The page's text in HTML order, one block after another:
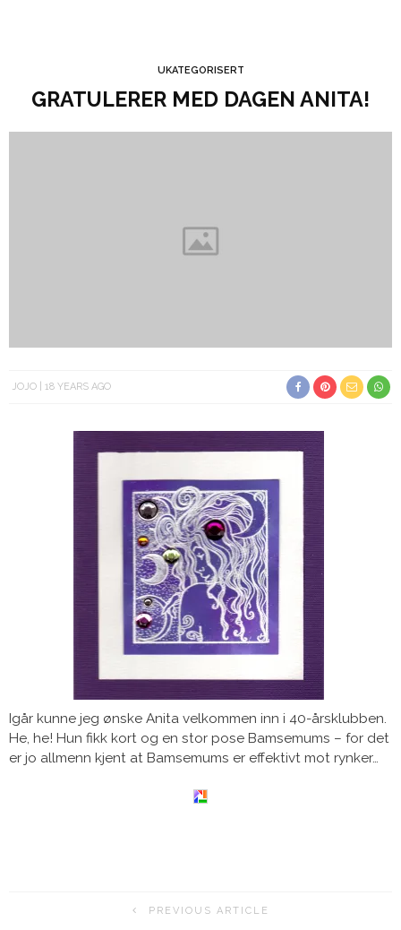
UKATEGORISERT
GRATULERER MED DAGEN ANITA!
JOJO 18 YEARS AGO
Igår kunne jeg ønske Anita velkommen inn i 40-årsklubben.
He, he! Hun fikk kort og en stor pose Bamsemums – for det
er jo allmenn kjent at Bamsemums er effektivt mot rynker…
PREVIOUS ARTICLE